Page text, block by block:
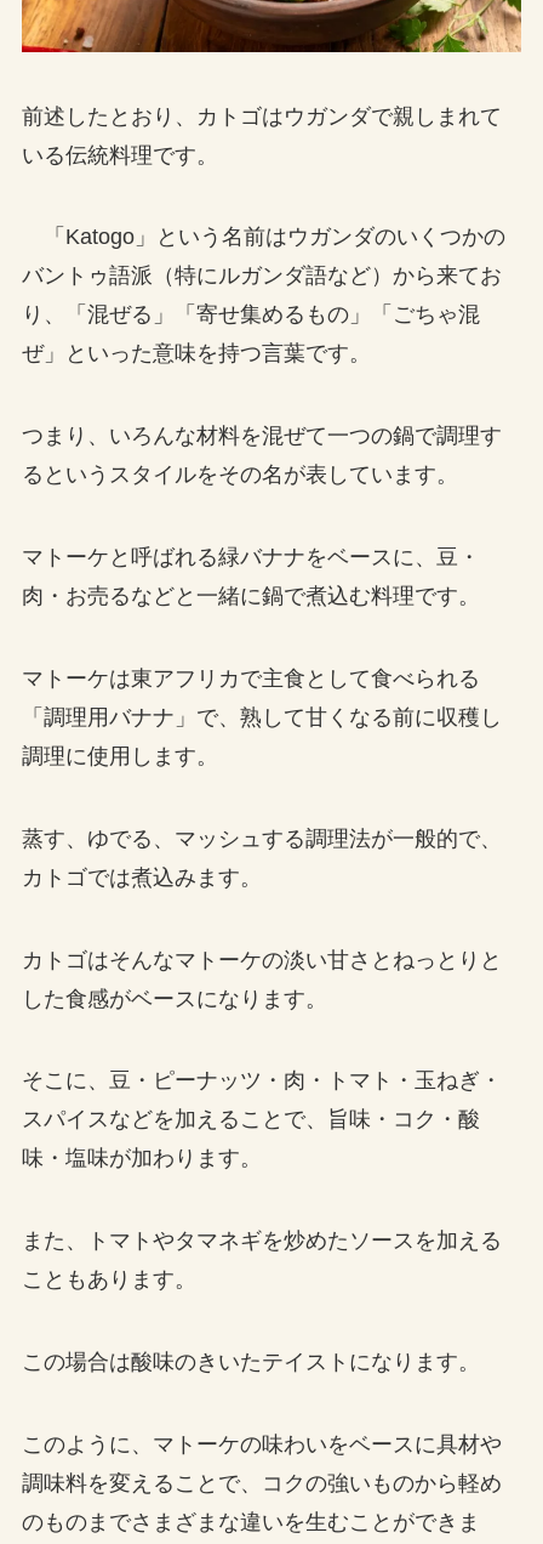
前述したとおり、カトゴはウガンダで親しまれて
いる伝統料理です。
「Katogo」という名前はウガンダのいくつかの
バントゥ語派（特にルガンダ語など）から来てお
り、「混ぜる」「寄せ集めるもの」「ごちゃ混
ぜ」といった意味を持つ言葉です。
つまり、いろんな材料を混ぜて一つの鍋で調理す
るというスタイルをその名が表しています。
マトーケと呼ばれる緑バナナをベースに、豆・
肉・お売るなどと一緒に鍋で煮込む料理です。
マトーケは東アフリカで主食として食べられる
「調理用バナナ」で、熟して甘くなる前に収穫し
調理に使用します。
蒸す、ゆでる、マッシュする調理法が一般的で、
カトゴでは煮込みます。
カトゴはそんなマトーケの淡い甘さとねっとりと
した食感がベースになります。
そこに、豆・ピーナッツ・肉・トマト・玉ねぎ・
スパイスなどを加えることで、旨味・コク・酸
味・塩味が加わります。
また、トマトやタマネギを炒めたソースを加える
こともあります。
この場合は酸味のきいたテイストになります。
このように、マトーケの味わいをベースに具材や
調味料を変えることで、コクの強いものから軽め
のものまでさまざまな違いを生むことができま